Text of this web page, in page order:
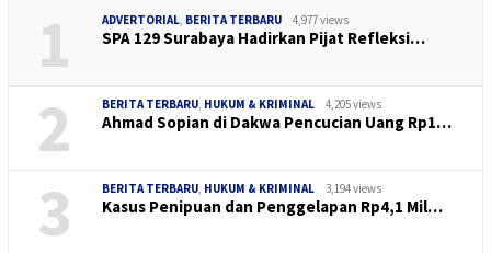
1 ADVERTORIAL, BERITA TERBARU 4,977 views
SPA 129 Surabaya Hadirkan Pijat Refleksi…
2 BERITA TERBARU, HUKUM & KRIMINAL 4,205 views
Ahmad Sopian di Dakwa Pencucian Uang Rp1…
3 BERITA TERBARU, HUKUM & KRIMINAL 3,194 views
Kasus Penipuan dan Penggelapan Rp4,1 Mil…